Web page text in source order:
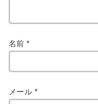
名前*
メール *